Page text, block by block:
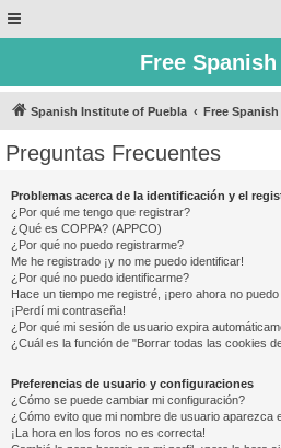
Free
Spanish Institute of Puebla Free
Preguntas Frecuentes
Problemas acerca de la identificación y el
¿Por qué me tengo que registrar?
¿Qué es COPPA? (APPCO)
¿Por qué no puedo registrarme?
Me he registrado ¡y no me puedo identificar!
¿Por qué no puedo identificarme?
Hace un tiempo me registré, ¡pero ahora no
¡Perdí mi contraseña!
¿Por qué mi sesión de usuario expira
¿Cuál es la función de "Borrar todas las cookies
Preferencias de usuario y configuraciones
¿Cómo se puede cambiar mi configuración?
¿Cómo evito que mi nombre de usuario aparezca
¡La hora en los foros no es correcta!